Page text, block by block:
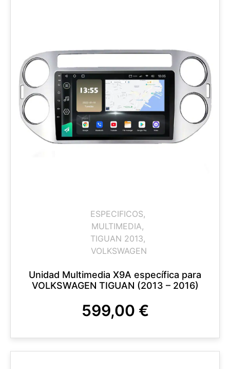
ESPECIFICOS,
MULTIMEDIA,
TIGUAN 2013,
VOLKSWAGEN
Unidad Multimedia X9A específica para
VOLKSWAGEN TIGUAN (2013 – 2016)
599,00 €